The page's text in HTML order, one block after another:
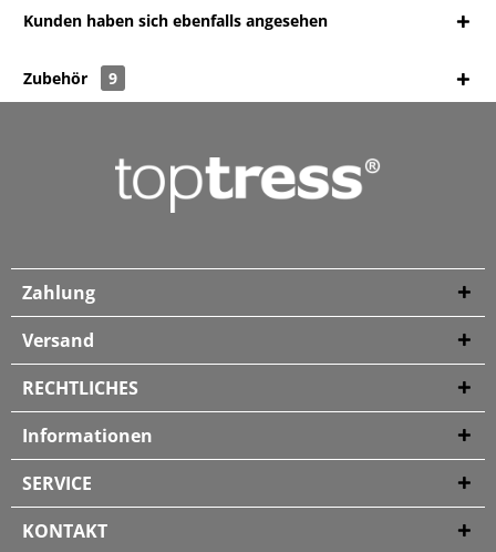
Kunden haben sich ebenfalls angesehen
Zubehör 9
Zahlung
Versand
RECHTLICHES
Informationen
SERVICE
KONTAKT